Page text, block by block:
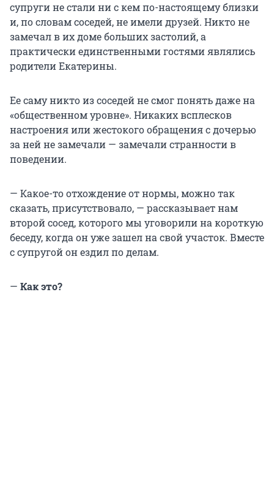
супруги не стали ни с кем по-настоящему близки
и, по словам соседей, не имели друзей. Никто не
замечал в их доме больших застолий, а
практически единственными гостями являлись
родители Екатерины.
Ее саму никто из соседей не смог понять даже на
«общественном уровне». Никаких всплесков
настроения или жестокого обращения с дочерью
за ней не замечали — замечали странности в
поведении.
— Какое-то отхождение от нормы, можно так
сказать, присутствовало, — рассказывает нам
второй сосед, которого мы уговорили на короткую
беседу, когда он уже зашел на свой участок. Вместе
с супругой он ездил по делам.
— Как это?